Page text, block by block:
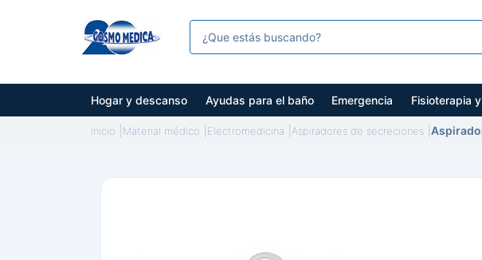
Hogar y descanso Ayudas para el baño Emergencia Fisioterapia
Inicio Material médico Electromedicina Aspiradores de secreciones